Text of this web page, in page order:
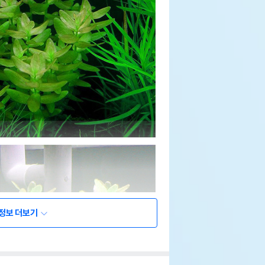
보 더보기